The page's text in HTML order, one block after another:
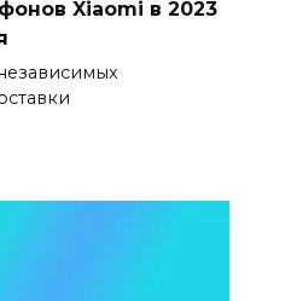
Xiaomi в 2023